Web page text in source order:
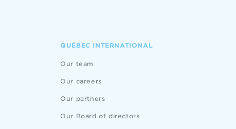
QUÉBEC INTERNATIONAL
Our team
Our careers
Our partners
Our Board of directors